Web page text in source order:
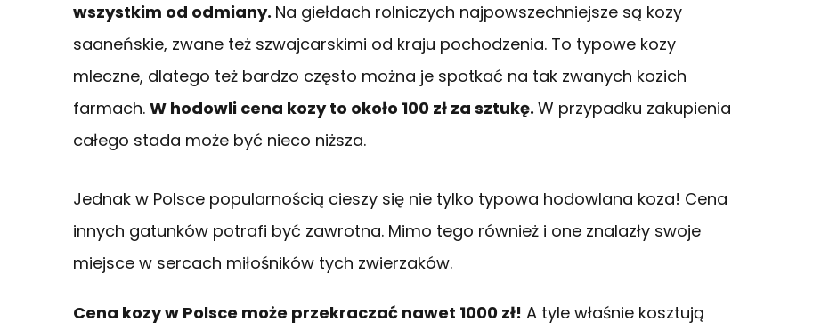
wszystkim od odmiany. Na giełdach rolniczych najpowszechniejsze są kozy
saaneńskie, zwane też szwajcarskimi od kraju pochodzenia. To typowe kozy
mleczne, dlatego też bardzo często można je spotkać na tak zwanych kozich
farmach. W hodowli cena kozy to około 100 zł za sztukę. W przypadku zakupienia
całego stada może być nieco niższa.
Jednak w Polsce popularnością cieszy się nie tylko typowa hodowlana koza! Cena
innych gatunków potrafi być zawrotna. Mimo tego również i one znalazły swoje
miejsce w sercach miłośników tych zwierzaków.
Cena kozy w Polsce może przekraczać nawet 1000 zł! A tyle właśnie kosztują